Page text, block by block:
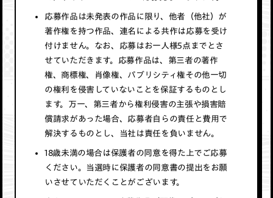
応募作品は未発表の作品に限り、他者（他社）が
著作権を持つ作品、連名による共作は応募を受け
付けません。なお、応募はお一人様5点までとさ
せていただきます。応募作品は、第三者の著作
権、商標権、肖像権、パブリシティ権その他一切
の権利を侵害していないことを保証するものとし
ます。万一、第三者から権利侵害の主張や損害賠
償請求があった場合、応募者自らの責任と費用で
解決するものとし、当社は責任を負いません。
18歳未満の場合は保護者の同意を得た上でご応募
ください。当選時に保護者の同意書の提出をお願
いさせていただくことがございます。